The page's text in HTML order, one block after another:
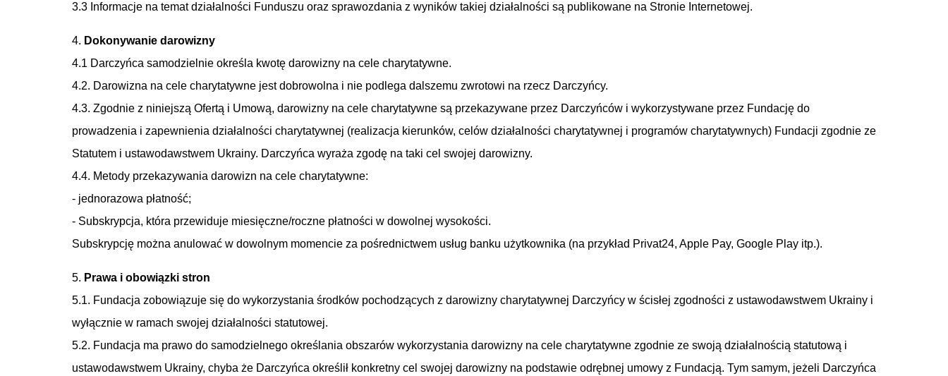
3.3 Informacje na temat działalności Funduszu oraz sprawozdania z wyników takiej działalności są publikowane na Stronie Internetowej.
4. Dokonywanie darowizny
4.1 Darczyńca samodzielnie określa kwotę darowizny na cele charytatywne.
4.2. Darowizna na cele charytatywne jest dobrowolna i nie podlega dalszemu zwrotowi na rzecz Darczyńcy.
4.3. Zgodnie z niniejszą Ofertą i Umową, darowizny na cele charytatywne są przekazywane przez Darczyńców i wykorzystywane przez Fundację do
prowadzenia i zapewnienia działalności charytatywnej (realizacja kierunków, celów działalności charytatywnej i programów charytatywnych) Fundacji zgodnie ze
Statutem i ustawodawstwem Ukrainy. Darczyńca wyraża zgodę na taki cel swojej darowizny.
4.4. Metody przekazywania darowizn na cele charytatywne:
- jednorazowa płatność;
- Subskrypcja, która przewiduje miesięczne/roczne płatności w dowolnej wysokości.
Subskrypcję można anulować w dowolnym momencie za pośrednictwem usług banku użytkownika (na przykład Privat24, Apple Pay, Google Play itp.).
5. Prawa i obowiązki stron
5.1. Fundacja zobowiązuje się do wykorzystania środków pochodzących z darowizny charytatywnej Darczyńcy w ścisłej zgodności z ustawodawstwem Ukrainy i
wyłącznie w ramach swojej działalności statutowej.
5.2. Fundacja ma prawo do samodzielnego określania obszarów wykorzystania darowizny na cele charytatywne zgodnie ze swoją działalnością statutową i
ustawodawstwem Ukrainy, chyba że Darczyńca określił konkretny cel swojej darowizny na podstawie odrębnej umowy z Fundacją. Tym samym, jeżeli Darczyńca